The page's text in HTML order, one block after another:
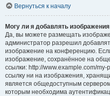
Вернуться к началу
Могу ли я добавлять
Да, вы можете размещать
администратор разрешил
изображение на конференцию.
изображение, сохранённое на
ссылки: http://www.example.com/
ссылку ни на изображения,
является общедоступным
которым необходима